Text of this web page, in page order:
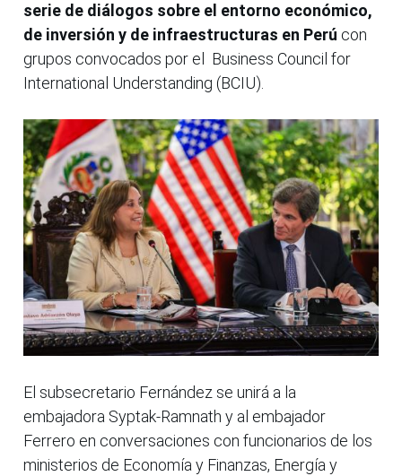
serie de diálogos sobre el entorno económico,
de inversión y de infraestructuras en Perú con
grupos convocados por el Business Council for
International Understanding (BCIU).
El subsecretario Fernández se unirá a la
embajadora Syptak-Ramnath y al embajador
Ferrero en conversaciones con funcionarios de los
ministerios de Economía y Finanzas, Energía y